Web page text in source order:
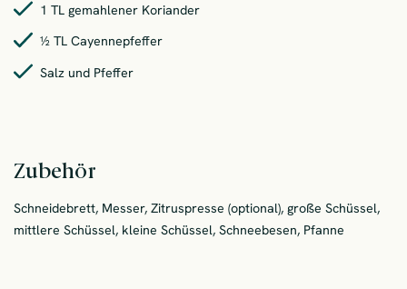
1 TL gemahlener Koriander
½ TL Cayennepfeffer
Salz und Pfeffer
Zubehör
Schneidebrett, Messer, Zitruspresse (optional), große Schüssel,
mittlere Schüssel, kleine Schüssel, Schneebesen, Pfanne